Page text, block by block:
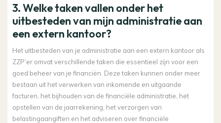
3. Welke taken vallen onder het
uitbesteden van mijn administratie aan
een extern kantoor?
Het uitbesteden van je administratie aan een extern kantoor als
ZZP’er omvat verschillende taken die essentieel zijn voor een
goed beheer van je financiën. Deze taken kunnen onder meer
bestaan uit het verwerken van inkomende en uitgaande
facturen, het bijhouden van de financiële administratie, het
opstellen van de jaarrekening, het verzorgen van
belastingaangiften en het adviseren over financiële